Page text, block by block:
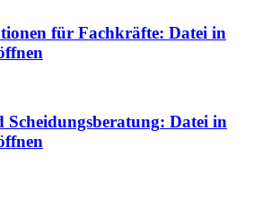
für Fachkräfte: Datei in
Scheidungsberatung: Datei in